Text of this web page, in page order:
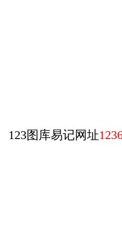
123图库易记网址